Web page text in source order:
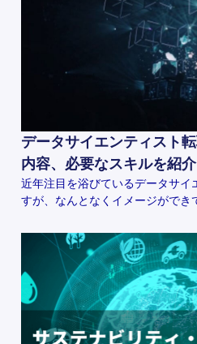
データサイエンティスト
内容、必要なスキルを紹介
近年注目を浴びているデータサイ
すが、なんとなくイメージがで